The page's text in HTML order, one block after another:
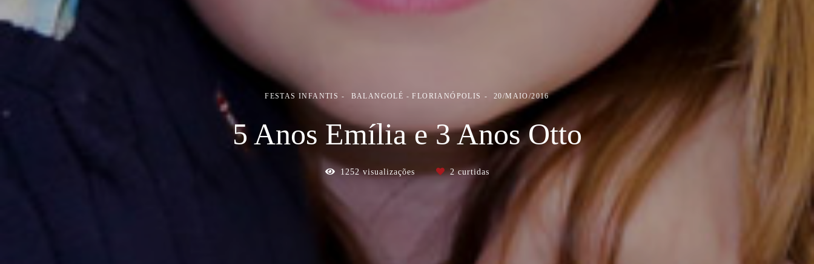
FESTAS INFANTIS BALANGOLÉ - FLORIANÓPOLIS 20/MAIO/2016
5 Anos Emília e 3 Anos Otto
1252visualizações 2curtidas